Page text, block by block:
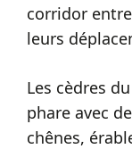
corridor entre
leurs
Les cèdres
phare avec
chênes,